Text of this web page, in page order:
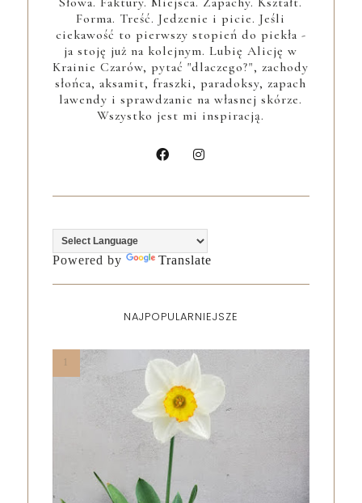
Forma. Treść. Jedzenie i picie. Jeśli
ciekawość to pierwszy stopień do piekła -
ja stoję już na kolejnym. Lubię Alicję w
Krainie Czarów, pytać "dlaczego?", zachody
słońca, aksamit, fraszki, paradoksy, zapach
lawendy i sprawdzanie na własnej skórze.
Wszystko jest mi inspiracją.
Powered by Translate
NAJPOPULARNIEJSZE